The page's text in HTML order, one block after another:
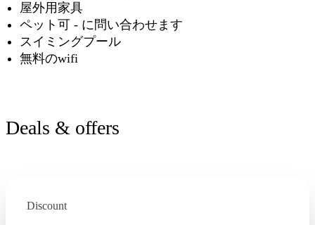
屋外用家具
ペット可 - に問い合わせます
スイミングプール
無料のwifi
Deals & offers
Discount